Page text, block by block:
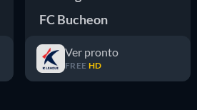
FC Bucheon
Ver pronto
FREE HD